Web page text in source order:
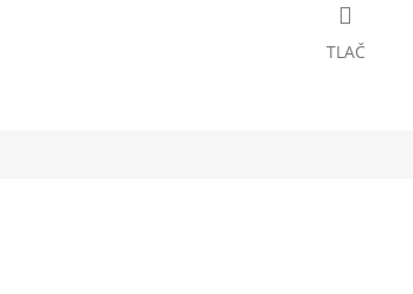
TLAČ